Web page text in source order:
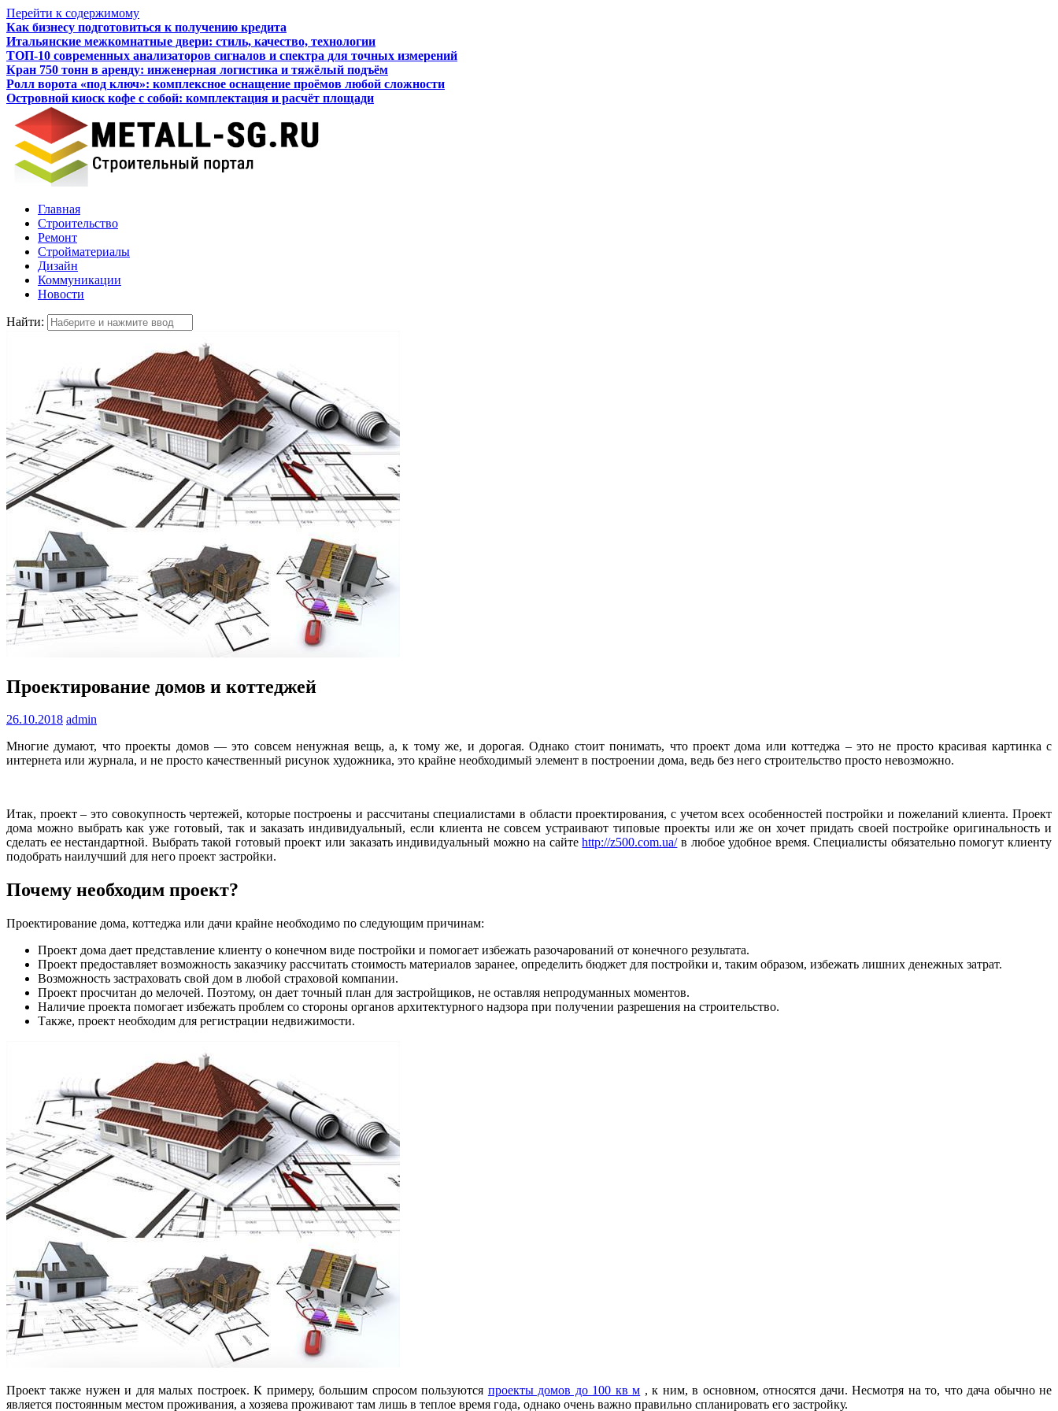
Перейти к содержимому
Как бизнесу подготовиться к получению кредита
Итальянские межкомнатные двери: стиль, качество, технологии
ТОП-10 современных анализаторов сигналов и спектра для точных измерений
Кран 750 тонн в аренду: инженерная логистика и тяжёлый подъём
Ролл ворота «под ключ»: комплексное оснащение проёмов любой сложности
Островной киоск кофе с собой: комплектация и расчёт площади
Главная
Строительство
Ремонт
Стройматериалы
Дизайн
Коммуникации
Новости
Найти:
Проектирование домов и коттеджей
26.10.2018 admin
Многие думают, что проекты домов — это совсем ненужная вещь, а, к тому же, и дорогая. Однако стоит понимать, что проект дома или коттеджа – это не просто красивая картинка с
интернета или журнала, и не просто качественный рисунок художника, это крайне необходимый элемент в построении дома, ведь без него строительство просто невозможно.
Итак, проект – это совокупность чертежей, которые построены и рассчитаны специалистами в области проектирования, с учетом всех особенностей постройки и пожеланий клиента. Проект
дома можно выбрать как уже готовый, так и заказать индивидуальный, если клиента не совсем устраивают типовые проекты или же он хочет придать своей постройке оригинальность и
сделать ее нестандартной. Выбрать такой готовый проект или заказать индивидуальный можно на сайтеhttp://z500.com.ua/в любое удобное время. Специалисты обязательно помогут клиенту
подобрать наилучший для него проект застройки.
Почему необходим проект?
Проектирование дома, коттеджа или дачи крайне необходимо по следующим причинам:
Проект дома дает представление клиенту о конечном виде постройки и помогает избежать разочарований от конечного результата.
Проект предоставляет возможность заказчику рассчитать стоимость материалов заранее, определить бюджет для постройки и, таким образом, избежать лишних денежных затрат.
Возможность застраховать свой дом в любой страховой компании.
Проект просчитан до мелочей. Поэтому, он дает точный план для застройщиков, не оставляя непродуманных моментов.
Наличие проекта помогает избежать проблем со стороны органов архитектурного надзора при получении разрешения на строительство.
Также, проект необходим для регистрации недвижимости.
Проект также нужен и для малых построек. К примеру, большим спросом пользуются проекты домов до 100 кв м , к ним, в основном, относятся дачи. Несмотря на то, что дача обычно не
является постоянным местом проживания, а хозяева проживают там лишь в теплое время года, однако очень важно правильно спланировать его застройку.